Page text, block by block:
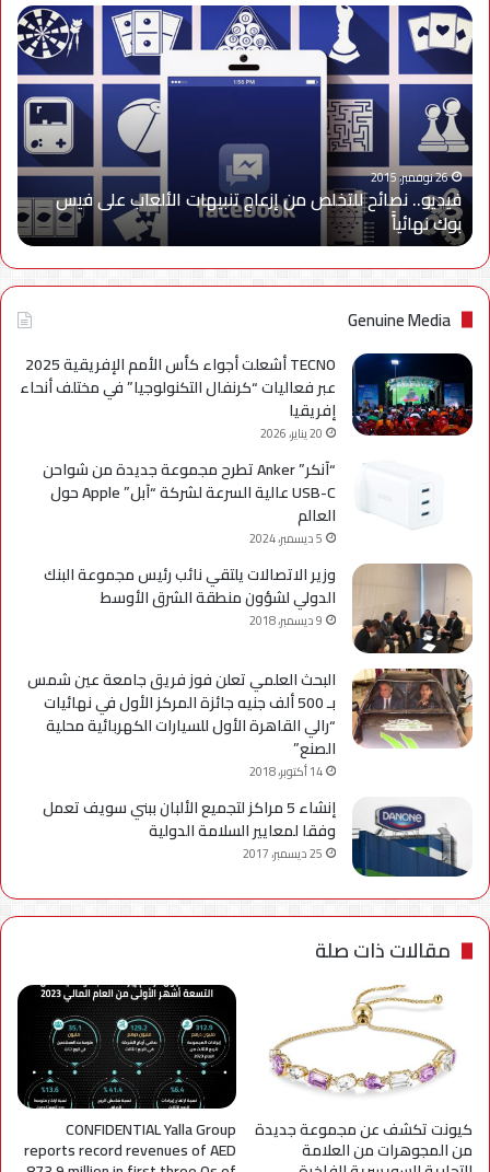
فيديو..
نصائح
للتخلص
من
إزعاج
تنبيهات
الألعاب
على
فيس
بوك
نهائياًَ
26 نوفمبر، 2015
فيديو.. نصائح للتخلص من إزعاج تنبيهات الألعاب على فيس
بوك نهائياًَ
Genuine Media
TECNO أشعلت أجواء كأس الأمم الإفريقية 2025
عبر فعاليات “كرنفال التكنولوجيا” في مختلف أنحاء
إفريقيا
20 يناير، 2026
“آنكر” Anker تطرح مجموعة جديدة من شواحن
USB-C عالية السرعة لشركة “آبل” Apple حول
العالم
5 ديسمبر، 2024
وزير الاتصالات يلتقي نائب رئيس مجموعة البنك
الدولي لشؤون منطقة الشرق الأوسط
9 ديسمبر، 2018
البحث العلمي تعلن فوز فريق جامعة عين شمس
بـ 500 ألف جنيه جائزة المركز الأول في نهائيات
“رالي القاهرة الأول للسيارات الكهربائية محلية
الصنع”
14 أكتوبر، 2018
إنشاء 5 مراكز لتجميع الألبان ببني سويف تعمل
وفقا لمعايير السلامة الدولية
25 ديسمبر، 2017
مقالات ذات صلة
كيونت تكشف عن مجموعة جديدة
من المجوهرات من العلامة
CONFIDENTIAL Yalla Group
reports record revenues of AED